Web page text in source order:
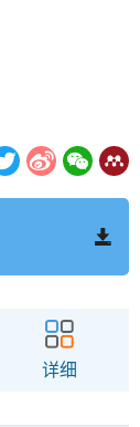
详细